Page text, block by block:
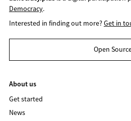
Democracy.
Interested in finding out more?Get in
Open
About us
Get started
News